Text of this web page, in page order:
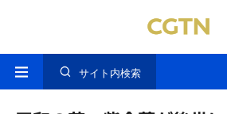
サイト内検索